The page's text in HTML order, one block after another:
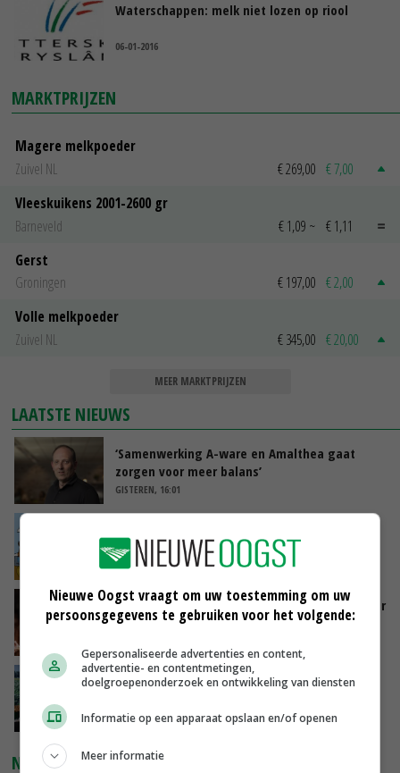
Waterschappen: melk niet lozen op riool
06-01-2016
MARKTPRIJZEN
Magere melkpoeder
Zuivel NL
€ 269,00 € 7,00
Vleeskuikens 2001-2600 gr
Barneveld
€ 1,09 ~ € 1,11
Gerst
Groningen
€ 197,00 € 2,00
Volle melkpoeder
Zuivel NL
€ 345,00 € 20,00
MEER MARKTPRIJZEN
LAATSTE NIEUWS
‘Samenwerking A-ware en Amalthea gaat
zorgen voor meer balans’
GISTEREN, 16:01
groot: Nederland in Europese top
GISTEREN, 15:33
Vlaamse varkensstapel krimpt, pluimveesector
groeit door schaalvergroting
‘Cijfer jezelf niet weg en doe vooral ook waar
GISTEREN, 13:31
NIEUWSTE VIDEO'S
Nieuwe Oogst vraagt om uw toestemming om uw
persoonsgegevens te gebruiken voor het volgende:
Gepersonaliseerde advertenties en content,
advertentie- en contentmetingen,
doelgroepenonderzoek en ontwikkeling van diensten
Informatie op een apparaat opslaan en/of openen
Meer informatie